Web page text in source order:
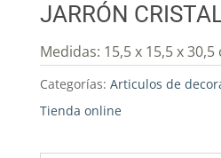
JARRÓN
Medidas: 15,5 x 15,5 x 30,5
Categorías: Articulos de
Tienda online